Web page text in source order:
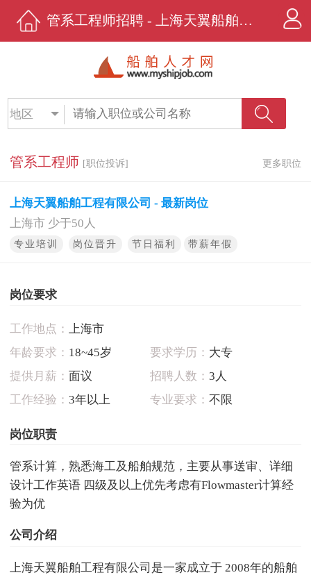
管系工程师招聘 - 上海天翼船舶工程有限公司 - 船舶人才网
地区
管系工程师 [职位投诉] 更多职位
上海天翼船舶工程有限公司 - 最新岗位
上海市 少于50人
专业培训 岗位晋升 节日福利 带薪年假
岗位要求
工作地点： 上海市
年龄要求： 18~45岁 要求学历： 大专
提供月薪： 面议 招聘人数： 3人
工作经验： 3年以上 专业要求： 不限
岗位职责
管系计算，熟悉海工及船舶规范，主要从事送审、详细
设计工作英语 四级及以上优先考虑有Flowmaster计算经
验为优
公司介绍
上海天翼船舶工程有限公司是一家成立于 2008年的船舶